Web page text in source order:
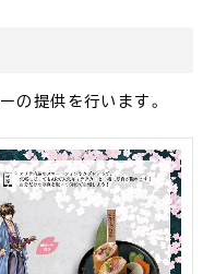
の提供を行います。